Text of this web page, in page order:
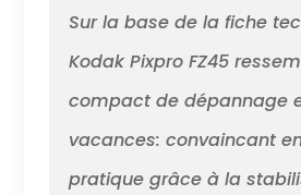
Sur la base de la fiche
Kodak Pixpro FZ45
compact de dépannage
vacances: convaincant
pratique grâce à la